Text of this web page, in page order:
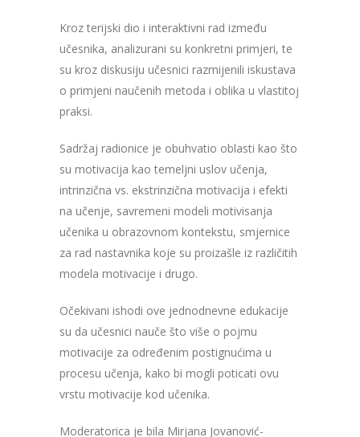
Kroz terijski dio i interaktivni rad između
učesnika, analizurani su konkretni primjeri, te
su kroz diskusiju učesnici razmijenili iskustava
o primjeni naučenih metoda i oblika u vlastitoj
praksi.
Sadržaj radionice je obuhvatio oblasti kao što
su motivacija kao temeljni uslov učenja,
intrinzična vs. ekstrinzična motivacija i efekti
na učenje, savremeni modeli motivisanja
učenika u obrazovnom kontekstu, smjernice
za rad nastavnika koje su proizašle iz različitih
modela motivacije i drugo.
Očekivani ishodi ove jednodnevne edukacije
su da učesnici nauče što više o pojmu
motivacije za određenim postignućima u
procesu učenja, kako bi mogli poticati ovu
vrstu motivacije kod učenika.
Moderatorica je bila Mirjana Jovanović-